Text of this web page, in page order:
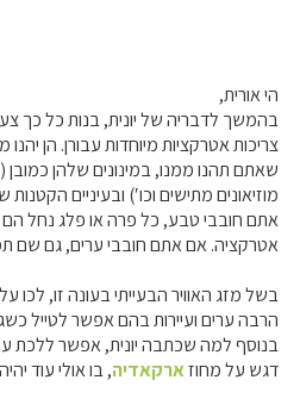
הי אורית,
בהמשך לדבריה של יונית, בנות כל כך
צריכות אטרקציות מיוחדות עבורן. הן
שאתם תהנו ממנו, במינונים שלהן כמובן
מוזיאונים מתישים וכו′) ובעיניים
אתם חובבי טבע, כל פרה או פלג נחל הם
אטרקציה. אם אתם חובבי ערים, גם שם
בשל מזג האוויר הבעייתי בעונה זו, לכו
הרבה ערים ועיירות בהם אפשר לטייל
בנוסף למה שכתבה יונית, אפשר ללכת
דגש על מחוזארקאדיה, בו אולי עוד